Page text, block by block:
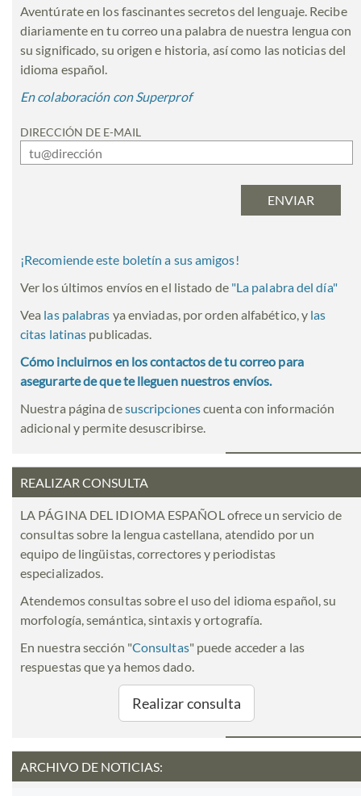
Aventúrate en los fascinantes secretos del lenguaje. Recibe
diariamente en tu correo una palabra de nuestra lengua con
su significado, su origen e historia, así como las noticias del
idioma español.
En colaboración con Superprof
DIRECCIÓN DE E-MAIL
¡Recomiende este boletín a sus amigos!
Ver los últimos envíos en el listado de "La palabra del día"
Vea las palabras ya enviadas, por orden alfabético, y las
citas latinas publicadas.
Cómo incluirnos en los contactos de tu correo para
asegurarte de que te lleguen nuestros envíos.
Nuestra página desuscripcionescuenta con información
adicional y permite desuscribirse.
REALIZAR CONSULTA
LA PÁGINA DEL IDIOMA ESPAÑOL ofrece un servicio de
consultas sobre la lengua castellana, atendido por un
equipo de lingüistas, correctores y periodistas
especializados.
Atendemos consultas sobre el uso del idioma español, su
morfología, semántica, sintaxis y ortografía.
En nuestra sección "Consultas" puede acceder a las
respuestas que ya hemos dado.
Realizar consulta
ARCHIVO DE NOTICIAS: